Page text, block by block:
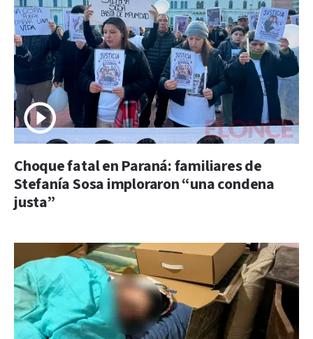
Choque fatal en Paraná: familiares de
Stefanía Sosa imploraron “una condena
justa”